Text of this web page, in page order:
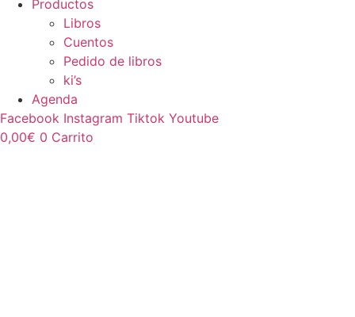
Productos
Libros
Cuentos
Pedido de libros
ki’s
Agenda
Facebook Instagram Tiktok Youtube
0,00€ 0 Carrito